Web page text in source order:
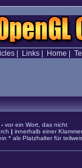
| Links| Home
- vor ein Wort, das nicht
| innerhalb einer
* als Platzhalter für